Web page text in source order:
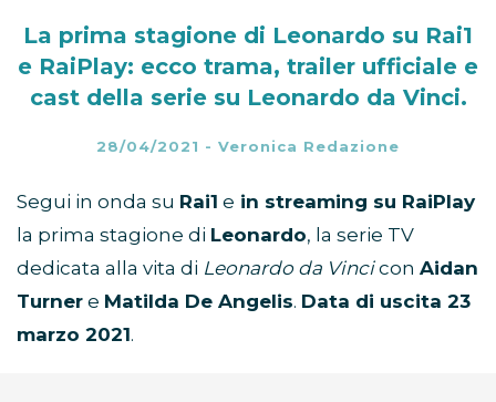
La prima stagione di Leonardo su Rai1
e RaiPlay: ecco trama, trailer ufficiale e
cast della serie su Leonardo da Vinci.
28/04/2021 - Veronica Redazione
Segui in onda su Rai1 e in streaming su RaiPlay
la prima stagione di Leonardo, la serie TV
dedicata alla vita di Leonardo da Vincicon Aidan
Turner e Matilda De Angelis. Data di uscita 23
marzo 2021.